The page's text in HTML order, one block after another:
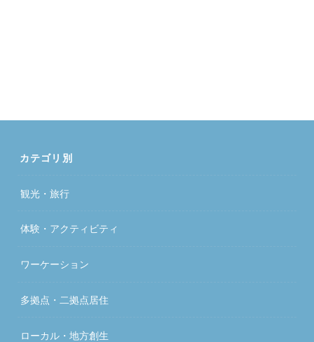
カテゴリ別
観光・旅行
体験・アクティビティ
ワーケーション
多拠点・二拠点居住
ローカル・地方創生